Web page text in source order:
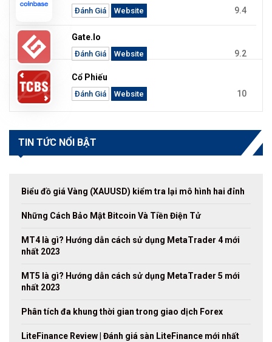
Đánh Giá Website 9.4
Gate.io
Đánh Giá Website 9.2
Cổ Phiếu
Đánh Giá Website 10
TIN TỨC NỔI BẬT
Biểu đồ giá Vàng (XAUUSD) kiểm tra lại mô hình hai đỉnh
Những Cách Bảo Mật Bitcoin Và Tiền Điện Tử
MT4 là gì? Hướng dẫn cách sử dụng MetaTrader 4 mới
nhất 2023
MT5 là gì? Hướng dẫn cách sử dụng MetaTrader 5 mới
nhất 2023
Phân tích đa khung thời gian trong giao dịch Forex
LiteFinance Review | Đánh giá sàn LiteFinance mới nhất